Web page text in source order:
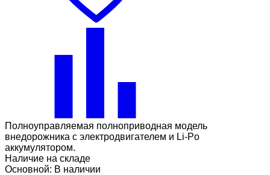
Полноуправляемая полноприводная модель
внедорожника с электродвигателем и Li-Po
аккумулятором.
Наличие на складе
Основной: В наличии